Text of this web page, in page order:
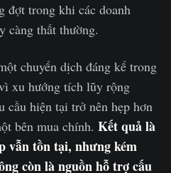
đợt trong khi các doanh
càng thất thường.
chuyển dịch đáng kể trong
xu hướng tích lũy rộng
cầu hiện tại trở nên hẹp hơn
bên mua chính. Kết quả là
vẫn tồn tại, nhưng kém
còn là nguồn hỗ trợ cấu